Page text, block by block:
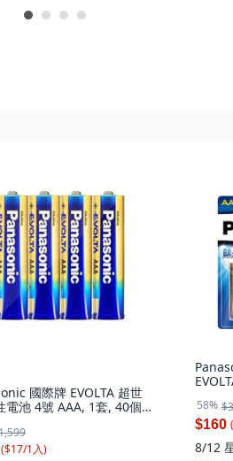
國際牌 EVOLTA 超世
電池 4號 AAA, 1套, 40個
($17/1入)
58%
$160
8/12